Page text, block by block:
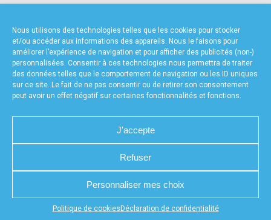
Nous utilisons des technologies telles que les cookies pour stocker
et/ou accéder aux informations des appareils. Nous le faisons pour
améliorer l’expérience de navigation et pour afficher des publicités (non-)
personnalisées. Consentir à ces technologies nous permettra de traiter
des données telles que le comportement de navigation ou les ID uniques
sur ce site. Le fait de ne pas consentir ou de retirer son consentement
peut avoir un effet négatif sur certaines fonctionnalités et fonctions.
J'accepte
Refuser
Personnaliser mes choix
Politique de cookies Déclaration de confidentialité
Appuyez sur le bouton partager en bas de votre
CHARTE DE CONFIDENTIALITÉ
NOUS CONTACTER
POLITIQUE DE COOKIES (UE)
DÉCLARATION DE CONFIDENTIALITÉ (UE)